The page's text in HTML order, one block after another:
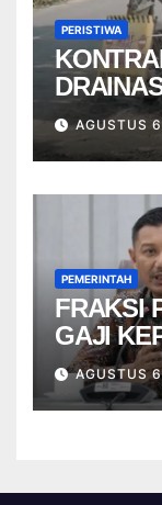
PERISTIWA
AGUSTUS
PEMERINTAH
FRAKSI
GAJI
AGUSTUS